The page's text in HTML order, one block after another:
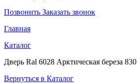
Позвонить Заказать звонок
Главная
Каталог
Дверь Ral 6028 Арктическая береза 830
Вернуться в Каталог